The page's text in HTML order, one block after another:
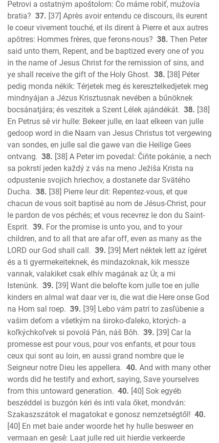
Petrovi a ostatným apoštolom: Čo máme robiť, mužovia
bratia? 37. [37] Après avoir entendu ce discours, ils eurent
le coeur vivement touché, et ils dirent à Pierre et aux autres
apôtres: Hommes frères, que ferons-nous? 38. Then Peter
said unto them, Repent, and be baptized every one of you
in the name of Jesus Christ for the remission of sins, and
ye shall receive the gift of the Holy Ghost. 38. [38] Péter
pedig monda nékik: Térjetek meg és keresztelkedjetek meg
mindnyájan a Jézus Krisztusnak nevében a bűnöknek
bocsánatjára; és veszitek a Szent Lélek ajándékát. 38. [38]
En Petrus sê vir hulle: Bekeer julle, en laat elkeen van julle
gedoop word in die Naam van Jesus Christus tot vergewing
van sondes, en julle sal die gawe van die Heilige Gees
ontvang. 38. [38] A Peter im povedal: Čiňte pokánie, a nech
sa pokrstí jeden každý z vás na meno Ježiša Krista na
odpustenie svojich hriechov, a dostanete dar Svätého
Ducha. 38. [38] Pierre leur dit: Repentez-vous, et que
chacun de vous soit baptisé au nom de Jésus-Christ, pour
le pardon de vos péchés; et vous recevrez le don du Saint-
Esprit. 39. For the promise is unto you, and to your
children, and to all that are afar off, even as many as the
LORD our God shall call. 39. [39] Mert néktek lett az ígéret
és a ti gyermekeiteknek, és mindazoknak, kik messze
vannak, valakiket csak elhív magának az Úr, a mi
Istenünk. 39. [39] Want die belofte kom julle toe en julle
kinders en almal wat daar ver is, die wat die Here onse God
na Hom sal roep. 39. [39] Lebo vám patrí to zasľúbenie a
vašim deťom a všetkým na široko-ďaleko, ktorých- a
koľkýchkoľvek si povolá Pán, náš Bôh. 39. [39] Car la
promesse est pour vous, pour vos enfants, et pour tous
ceux qui sont au loin, en aussi grand nombre que le
Seigneur notre Dieu les appellera. 40. And with many other
words did he testify and exhort, saying, Save yourselves
from this untoward generation. 40. [40] Sok egyéb
beszéddel is buzgón kéri és inti vala őket, mondván:
Szakaszszátok el magatokat e gonosz nemzetségtől! 40.
[40] En met baie ander woorde het hy hulle besweer en
vermaan en gesê: Laat julle red uit hierdie verkeerde